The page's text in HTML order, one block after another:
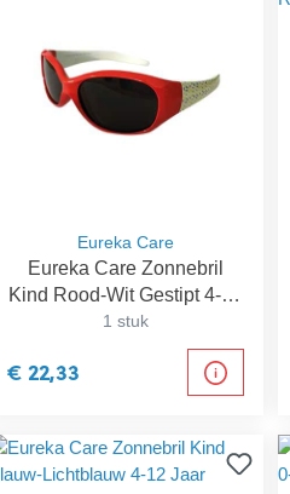
Eureka Care
Eureka Care Zonnebril
Kind Rood-Wit Gestipt 4-12
Jaar
1 stuk
€ 22,33